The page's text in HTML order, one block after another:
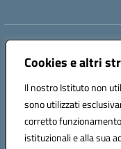
Cookies e altri
Il nostro Istituto non
sono utilizzati
corretto
istituzionali e alla sua
Centralino:
Posta elettronica
Codice fiscale:
Codice meccanografico:
VIA CESARÒ, 36 - 91016
Telefono: 0923569559